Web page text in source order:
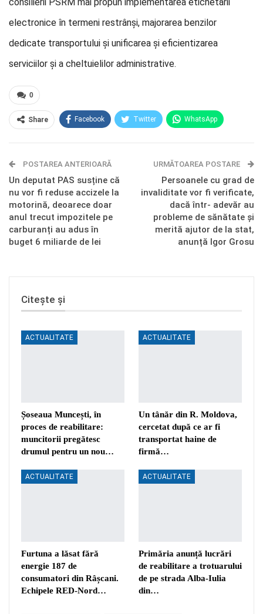
electronice în termeni restrânși, majorarea benzilor
dedicate transportului și unificarea și eficientizarea
serviciilor și a cheltuielilor administrative.
0
Share Facebook Twitter WhatsApp
Telegram OK.ru
POSTAREA ANTERIOARĂ
Un deputat PAS susține că
nu vor fi reduse accizele la
motorină, deoarece doar
anul trecut impozitele pe
carburanți au adus în
buget 6 miliarde de lei
URMĂTOAREA POSTARE
Persoanele cu grad de
invaliditate vor fi verificate,
dacă într- adevăr au
probleme de sănătate și
merită ajutor de la stat,
anunță Igor Grosu
Citește și
ACTUALITATE
Șoseaua Muncești, în
proces de reabilitare:
muncitorii pregătesc
drumul pentru un nou…
ACTUALITATE
Un tânăr din R. Moldova,
cercetat după ce ar fi
transportat haine de
firmă…
ACTUALITATE
Furtuna a lăsat fără
energie 187 de
consumatori din Râșcani.
Echipele RED-Nord…
ACTUALITATE
Primăria anunță lucrări
de reabilitare a trotuarului
de pe strada Alba-Iulia
din…